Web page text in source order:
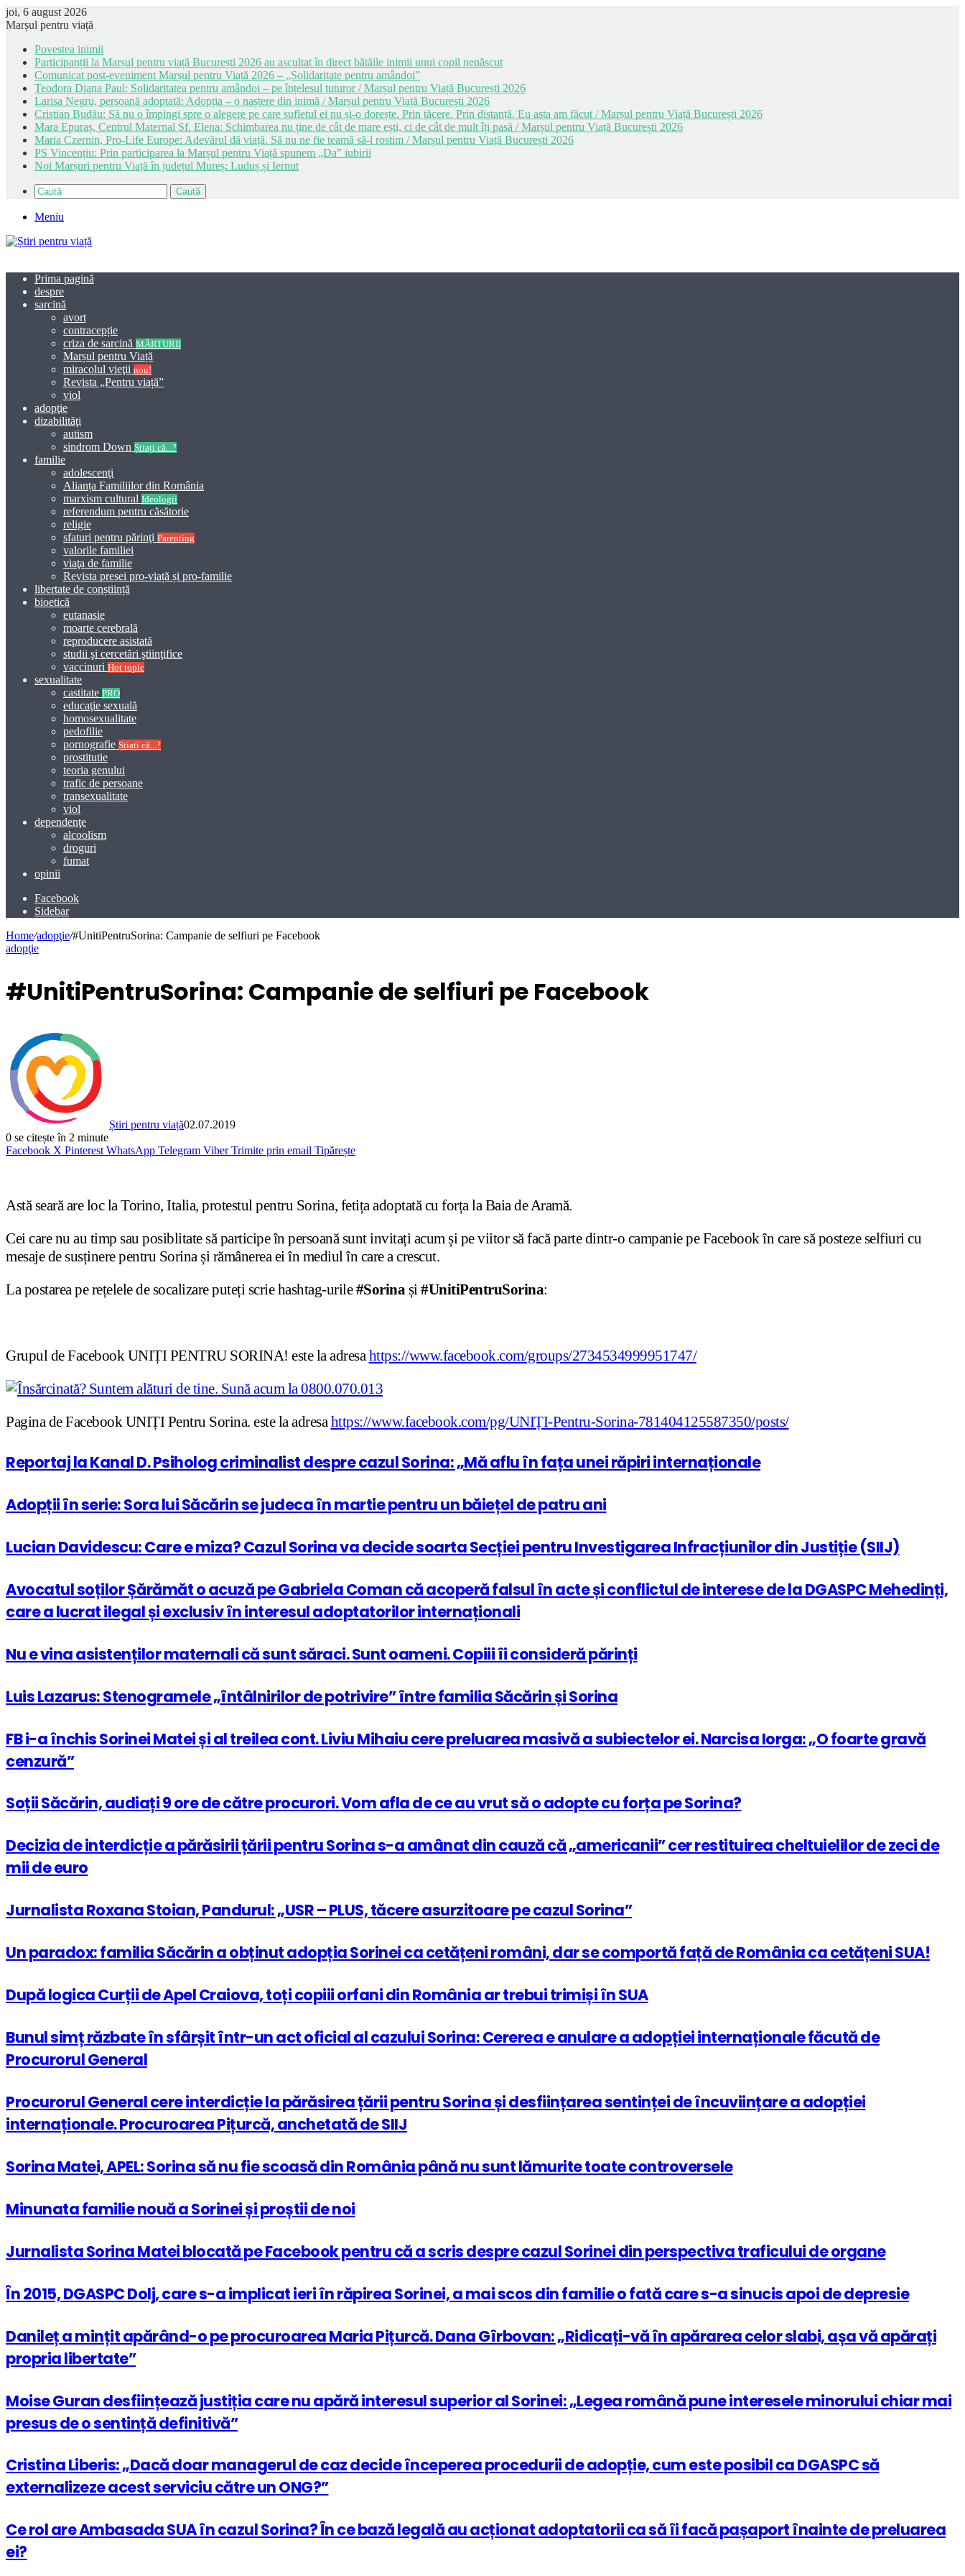
joi, 6 august 2026
Marșul pentru viață
Povestea inimii
Participanții la Marșul pentru viață București 2026 au ascultat în direct bătăile inimii unui copil nenăscut
Comunicat post-eveniment Marșul pentru Viață 2026 – „Solidaritate pentru amândoi”
Teodora Diana Paul: Solidaritatea pentru amândoi – pe înțelesul tuturor / Marșul pentru Viață București 2026
Larisa Negru, persoană adoptată: Adopția – o naștere din inimă / Marșul pentru Viață București 2026
Cristian Budău: Să nu o împingi spre o alegere pe care sufletul ei nu și-o dorește. Prin tăcere. Prin distanță. Eu asta am făcut / Marșul pentru Viață București 2026
Mara Epuraș, Centrul Maternal Sf. Elena: Schimbarea nu ține de cât de mare ești, ci de cât de mult îți pasă / Marșul pentru Viață București 2026
Maria Czernin, Pro-Life Europe: Adevărul dă viață. Să nu ne fie teamă să-l rostim / Marșul pentru Viață București 2026
PS Vincențiu: Prin participarea la Marșul pentru Viață spunem „Da” iubirii
Noi Marșuri pentru Viață în județul Mureș: Luduș și Iernut
Caută
Meniu
Prima pagină
despre
sarcină
avort
contracepție
criza de sarcină MĂRTURII
Marșul pentru Viață
miracolul vieţii nou!
Revista „Pentru viață”
viol
adopţie
dizabilităţi
autism
sindrom Down Știați că...?
familie
adolescenţi
Alianța Familiilor din România
marxism cultural Ideologii
referendum pentru căsătorie
religie
sfaturi pentru părinţi Parenting
valorile familiei
viaţa de familie
Revista presei pro-viață și pro-familie
libertate de conștiință
bioetică
eutanasie
moarte cerebrală
reproducere asistată
studii şi cercetări ştiinţifice
vaccinuri Hot topic
sexualitate
castitate PRO
educaţie sexuală
homosexualitate
pedofilie
pornografie Știați că...?
prostitutie
teoria genului
trafic de persoane
transexualitate
viol
dependenţe
alcoolism
droguri
fumat
opinii
Facebook
Sidebar
Home/adopţie/#UnitiPentruSorina: Campanie de selfiuri pe Facebook
adopţie
#UnitiPentruSorina: Campanie de selfiuri pe Facebook
Știri pentru viață02.07.2019
0 se citește în 2 minute
Facebook X Pinterest WhatsApp Telegram Viber Trimite prin email Tipărește
Astă seară are loc la Torino, Italia, protestul pentru Sorina, fetița adoptată cu forța la Baia de Aramă.
Cei care nu au timp sau posiblitate să participe în persoană sunt invitați acum și pe viitor să facă parte dintr-o campanie pe Facebook în care să posteze selfiuri cu
mesaje de susținere pentru Sorina și rămânerea ei în mediul în care a crescut.
La postarea pe rețelele de socalizare puteți scrie hashtag-urile#Sorinași#UnitiPentruSorina:
Grupul de Facebook UNIȚI PENTRU SORINA! este la adresahttps://www.facebook.com/groups/2734534999951747/
Pagina de Facebook UNIȚI Pentru Sorina. este la adresahttps://www.facebook.com/pg/UNIȚI-Pentru-Sorina-781404125587350/posts/
Reportaj la Kanal D. Psiholog criminalist despre cazul Sorina: „Mă aflu în fața unei răpiri internaționale
Adopții în serie: Sora lui Săcărin se judeca în martie pentru un băiețel de patru ani
Lucian Davidescu: Care e miza? Cazul Sorina va decide soarta Secției pentru Investigarea Infracțiunilor din Justiție (SIIJ)
Avocatul soților Șărămăt o acuză pe Gabriela Coman că acoperă falsul în acte și conflictul de interese de la DGASPC Mehedinți,
care a lucrat ilegal și exclusiv în interesul adoptatorilor internaționali
Nu e vina asistenților maternali că sunt săraci. Sunt oameni. Copiii îi consideră părinți
Luis Lazarus: Stenogramele „întâlnirilor de potrivire” între familia Săcărin și Sorina
FB i-a închis Sorinei Matei și al treilea cont. Liviu Mihaiu cere preluarea masivă a subiectelor ei. Narcisa Iorga: „O foarte gravă
cenzură”
Soții Săcărin, audiați 9 ore de către procurori. Vom afla de ce au vrut să o adopte cu forța pe Sorina?
Decizia de interdicție a părăsirii țării pentru Sorina s-a amânat din cauză că „americanii” cer restituirea cheltuielilor de zeci de
mii de euro
Jurnalista Roxana Stoian, Pandurul: „USR – PLUS, tăcere asurzitoare pe cazul Sorina”
Un paradox: familia Săcărin a obținut adopția Sorinei ca cetățeni români, dar se comportă față de România ca cetățeni SUA!
După logica Curții de Apel Craiova, toți copiii orfani din România ar trebui trimiși în SUA
Bunul simț răzbate în sfârșit într-un act oficial al cazului Sorina: Cererea e anulare a adopției internaționale făcută de
Procurorul General
Procurorul General cere interdicție la părăsirea țării pentru Sorina și desființarea sentinței de încuviințare a adopției
internaționale. Procuroarea Pițurcă, anchetată de SIIJ
Sorina Matei, APEL: Sorina să nu fie scoasă din România până nu sunt lămurite toate controversele
Minunata familie nouă a Sorinei și proștii de noi
Jurnalista Sorina Matei blocată pe Facebook pentru că a scris despre cazul Sorinei din perspectiva traficului de organe
În 2015, DGASPC Dolj, care s-a implicat ieri în răpirea Sorinei, a mai scos din familie o fată care s-a sinucis apoi de depresie
Danileț a mințit apărând-o pe procuroarea Maria Pițurcă. Dana Gîrbovan: „Ridicați-vă în apărarea celor slabi, așa vă apărați
propria libertate”
Moise Guran desființează justiția care nu apără interesul superior al Sorinei: „Legea română pune interesele minorului chiar mai
presus de o sentință definitivă”
Cristina Liberis: „Dacă doar managerul de caz decide începerea procedurii de adopție, cum este posibil ca DGASPC să
externalizeze acest serviciu către un ONG?”
Ce rol are Ambasada SUA în cazul Sorina? În ce bază legală au acționat adoptatorii ca să îi facă pașaport înainte de preluarea
ei?